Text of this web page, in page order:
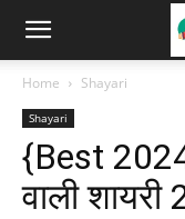
Home Shayari
Shayari
{Best
वाली